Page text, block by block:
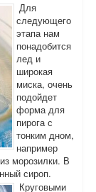
Для
следующего
этапа нам
понадобится
лед и
широкая
миска, очень
подойдет
форма для
пирога с
тонким дном,
например
морозилки. В
сироп.
Круговыми